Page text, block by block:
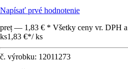
Napísať prvé hodnotenie
preț — 1,83 € * Všetky ceny vr. DPH a
ks1,83 €*/ ks
č. výrobku: 12011273